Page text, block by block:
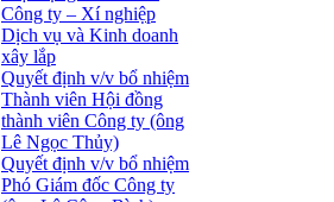
Công ty – Xí nghiệp
Dịch vụ và Kinh doanh
xây lắp
Quyết định v/v bổ nhiệm
Thành viên Hội đồng
thành viên Công ty (ông
Lê Ngọc Thủy)
Quyết định v/v bổ nhiệm
Phó Giám đốc Công ty